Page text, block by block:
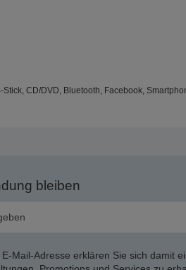
CD/DVD, Bluetooth, Facebook,
bleiben
Mail-Adresse erklären Sie sich damit